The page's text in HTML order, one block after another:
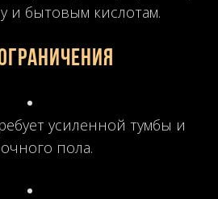
и бытовым кислотам.
усиленной тумбы и
пола.